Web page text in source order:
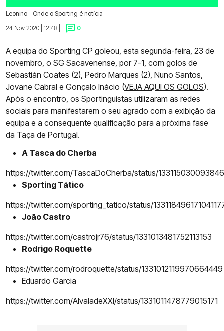
Leonino - Onde o Sporting é notícia
24 Nov 2020 | 12:48 |
0
A equipa do Sporting CP goleou, esta segunda-feira, 23 de
novembro, o SG Sacavenense, por 7-1, com golos de
Sebastián Coates (2), Pedro Marques (2), Nuno Santos,
Jovane Cabral e Gonçalo Inácio (VEJA AQUI OS GOLOS).
Após o encontro, os Sportinguistas utilizaram as redes
sociais para manifestarem o seu agrado com a exibição da
equipa e a consequente qualificação para a próxima fase
da Taça de Portugal.
A Tasca do Cherba
https://twitter.com/TascaDoCherba/status/
Sporting Tático
https://twitter.com/sporting_tatico/status/
João Castro
https://twitter.com/castrojr76/status/1331013481752113153
Rodrigo Roquette
https://twitter.com/rodroquette/status/1331012119970664449
Eduardo Garcia
https://twitter.com/AlvaladeXXI/status/1331011478779015171